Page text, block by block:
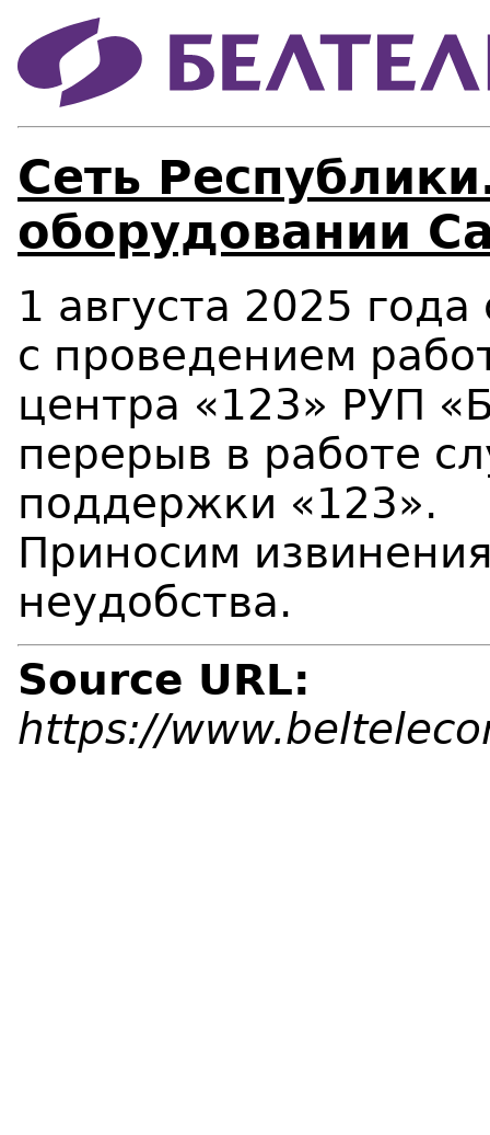
Сеть
оборудовании
1 августа 2025
с проведением
центра «123» РУП
перерыв в работе
поддержки «123».
Приносим
неудобства.
Source URL:
https://